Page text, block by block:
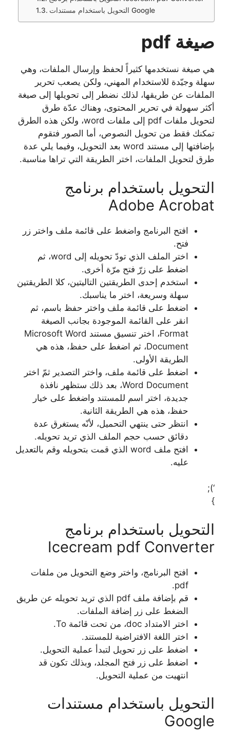
التحويل باستخدام مستندات Google
صيغة pdf
هي صيغة نستخدمها كثيراً لحفظ وإرسال الملفات، وهي
سهلة وجيّدة للاستخدام المهني، ولكن يصعب تحرير
الملفات عن طريقها، لذلك نضطر إلى تحويلها إلى صيغة
أكثر سهولة في تحرير المحتوى، وهناك عدّة طرق
لتحويل ملفات pdf إلى ملفات word، ولكن هذه الطرق
تمكنك فقط من تحويل النصوص، أما الصور فتقوم
بإضافتها إلى مستند word بعد التحويل، وفيما يلي عدة
طرق لتحويل الملفات، اختر الطريقة التي تراها مناسبة.
التحويل باستخدام برنامج
Adobe Acrobat
افتح البرنامج واضغط على قائمة ملف واختر زر
فتح.
اختر الملف الذي تودّ تحويله إلى word، ثم
اضغط على زرّ فتح مرّة أخرى.
استخدم إحدى الطريقتين التاليتين، كلا الطريقتين
سهلة وسريعة، اختر ما يناسبك.
اضغط على قائمة ملف واختر حفظ باسم، ثم
انقر على القائمة الموجودة بجانب الصيغة
Format، اختر تنسيق مستند Microsoft Word
Document، ثم اضغط على حفظ، هذه هي
الطريقة الأولى.
اضغط على قائمة ملف، واختر التصدير ثمّ اختر
Word Document، بعد ذلك ستظهر نافذة
جديدة، اختر اسم للمستند واضغط على خيار
حفظ، هذه هي الطريقة الثانية.
انتظر حتى ينتهي التحميل، لأنّه يستغرق عدة
دقائق حسب حجم الملف الذي تريد تحويله.
افتح ملف word الذي قمت بتحويله وقم بالتعديل
عليه.
‘);
}
التحويل باستخدام برنامج
Icecream pdf Converter
افتح البرنامج، واختر وضع التحويل من ملفات
pdf.
قم بإضافة ملف pdf الذي تريد تحويله عن طريق
الضغط على زر إضافة الملفات.
اختر الامتداد doc، من تحت قائمة To.
اختر اللغة الافتراضية للمستند.
اضغط على زر تحويل لتبدأ عملية التحويل.
اضغط على زر فتح المجلد، وبذلك تكون قد
انتهيت من عملية التحويل.
التحويل باستخدام مستندات
Google